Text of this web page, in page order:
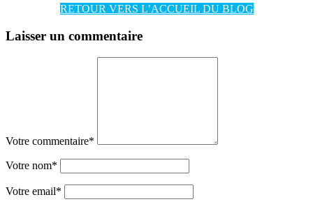
RETOUR VERS L’ACCUEIL DU BLOG
Laisser un commentaire
Votre commentaire*
Votre nom*
Votre email*